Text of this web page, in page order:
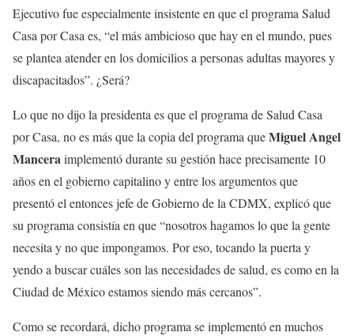
Ejecutivo fue especialmente insistente en que el programa Salud
Casa por Casa es, “el más ambicioso que hay en el mundo, pues
se plantea atender en los domicilios a personas adultas mayores y
discapacitados”. ¿Será?
Lo que no dijo la presidenta es que el programa de Salud Casa
por Casa, no es más que la copia del programa queMiguel Angel
Manceraimplementó durante su gestión hace precisamente 10
años en el gobierno capitalino y entre los argumentos que
presentó el entonces jefe de Gobierno de la CDMX, explicó que
su programa consistía en que “nosotros hagamos lo que la gente
necesita y no que impongamos. Por eso, tocando la puerta y
yendo a buscar cuáles son las necesidades de salud, es como en la
Ciudad de México estamos siendo más cercanos”.
Como se recordará, dicho programa se implementó en muchos